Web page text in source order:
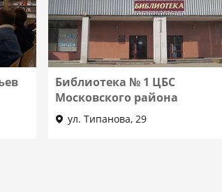
Библиотека № 1 ЦБС
Московского района
ул. Типанова, 29